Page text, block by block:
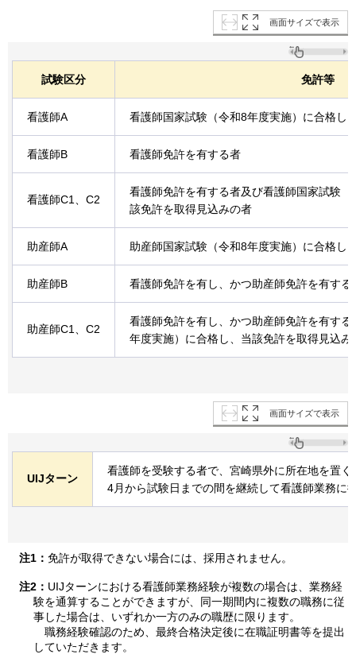
画面サイズで表示
試験区分 免許等
看護師A 看護師国家試験（令和8年度実施）に合格し
看護師B 看護師免許を有する者
看護師C1、C2
看護師免許を有する者及び看護師国家試験
該免許を取得見込みの者
助産師A 助産師国家試験（令和8年度実施）に合格し
助産師B 看護師免許を有し、かつ助産師免許を有する
助産師C1、C2
看護師免許を有し、かつ助産師免許を有す
年度実施）に合格し、当該免許を取得見込み
画面サイズで表示
UIJターン
看護師を受験する者で、宮崎県外に所在地を置
4月から試験日までの間を継続して看護師業務に
注1： 免許が取得できない場合には、採用されません。
注2： UIJターンにおける看護師業務経験が複数の場合は、業務経
験を通算することができますが、同一期間内に複数の職務に従
事した場合は、いずれか一方のみの職歴に限ります。
職務経験確認のため、最終合格決定後に在職証明書等を提出
していただきます。